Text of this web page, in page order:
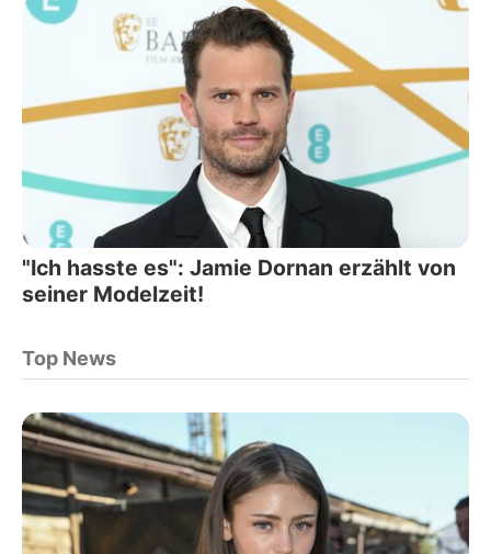
"Ich hasste es": Jamie Dornan erzählt von
seiner Modelzeit!
Top News